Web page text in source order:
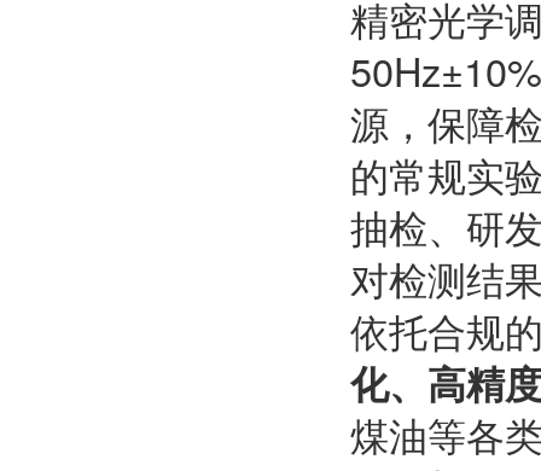
精密光学
源，保障
的常规实
抽检、研
对检测结
依托合规
化、高精
煤油等各